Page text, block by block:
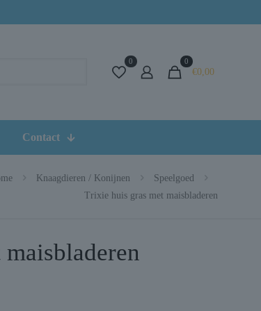
0 0
€0,00
Contact
Knaagdieren / Konijnen
Speelgoed
Trixie huis gras met maisbladeren